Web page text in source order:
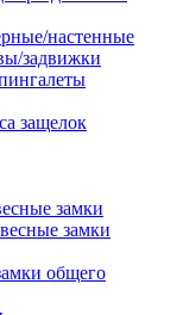
настенные
задвижки
защелок
замки
замки
общего